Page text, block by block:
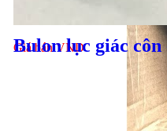
Giá bánVND
Bulon lục giác côn